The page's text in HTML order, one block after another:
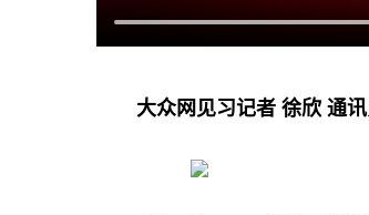
大众网见习记者 徐欣 通